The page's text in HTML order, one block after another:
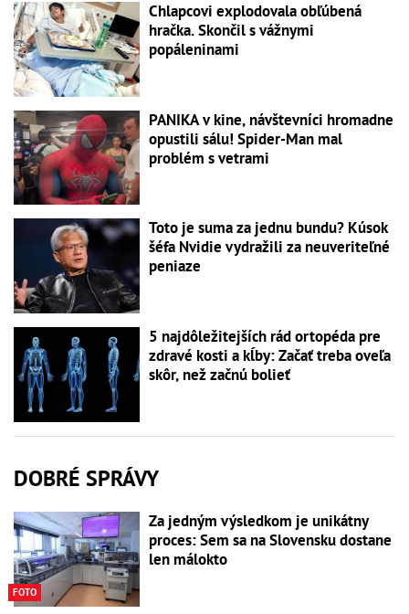
Chlapcovi explodovala obľúbená
hračka. Skončil s vážnymi
popáleninami
PANIKA v kine, návštevníci hromadne
opustili sálu! Spider-Man mal
problém s vetrami
Toto je suma za jednu bundu? Kúsok
šéfa Nvidie vydražili za neuveriteľné
peniaze
5 najdôležitejších rád ortopéda pre
zdravé kosti a kĺby: Začať treba oveľa
skôr, než začnú bolieť
DOBRÉ SPRÁVY
FOTO
Za jedným výsledkom je unikátny
proces: Sem sa na Slovensku dostane
len málokto